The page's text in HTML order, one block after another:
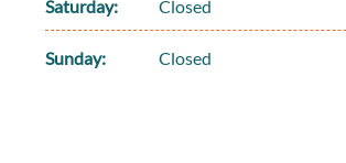
Saturday: Closed
Sunday: Closed